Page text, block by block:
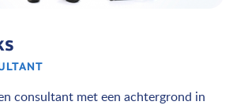
consultant met een achtergrond in